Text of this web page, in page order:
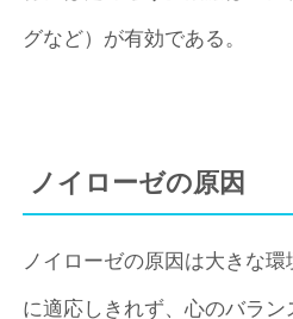
グなど）が有効である。
ノイローゼの原因
ノイローゼの原因は大きな
に適応しきれず、心のバラ